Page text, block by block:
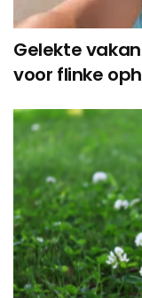
Gelekte
voor flinke